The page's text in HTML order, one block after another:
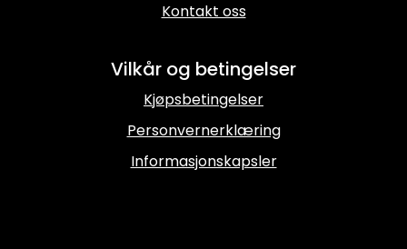
Kontakt oss
Vilkår og betingelser
Kjøpsbetingelser
Personvernerklæring
Informasjonskapsler